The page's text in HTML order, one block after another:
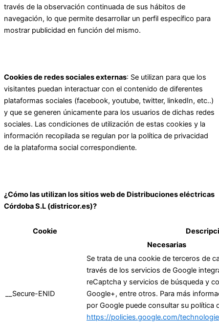
través de la observación continuada de sus hábitos de
navegación, lo que permite desarrollar un perfil específico para
mostrar publicidad en función del mismo.
Cookies de redes sociales externas: Se utilizan para que los
visitantes puedan interactuar con el contenido de diferentes
plataformas sociales (facebook, youtube, twitter, linkedIn, etc..)
y que se generen únicamente para los usuarios de dichas redes
sociales. Las condiciones de utilización de estas cookies y la
información recopilada se regulan por la política de privacidad
de la plataforma social correspondiente.
¿Cómo las utilizan los sitios web de Distribuciones eléctricas
Córdoba S.L (districor.es)?
Cookie
Necesarias
__Secure-ENID
Se trata de una cookie de terceros de
través de los servicios de Google
reCaptcha y servicios de búsqueda y
Google+, entre otros. Para más
por Google puede consultar su política
https://policies.google.com/